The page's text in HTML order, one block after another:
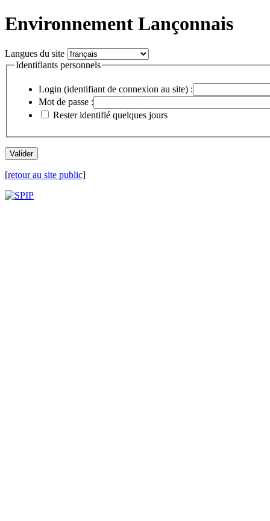
Environnement Lançonnais
Langues du site
Identifiants personnels
Login (identifiant de connexion au site) :
Mot de passe :
Rester identifié quelques jours
[retour au site public]